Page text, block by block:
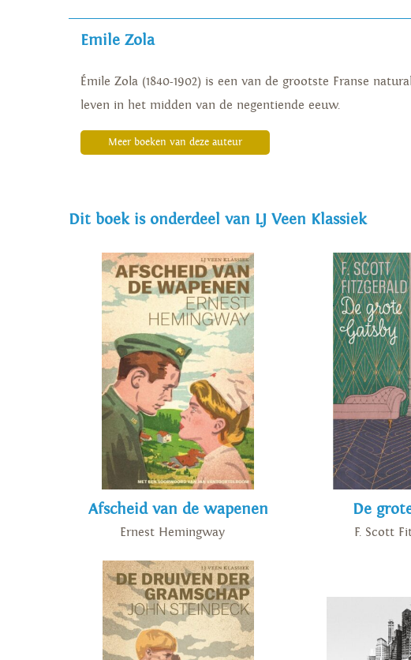
Emile Zola
Émile Zola (1840-1902) is een van de grootste Franse
leven in het midden van de negentiende eeuw.
Meer boeken van deze auteur
Dit boek is onderdeel van LJ Veen Klassiek
Afscheid van de wapenen
Ernest Hemingway
De
F. Scott